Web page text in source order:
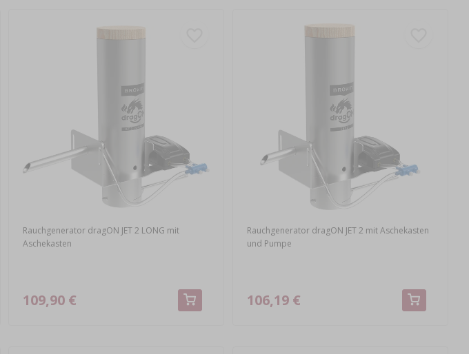
Rauchgenerator dragON JET 2 LONG mit
Aschekasten
109,90 €
Rauchgenerator dragON JET 2 mit Aschekasten
und Pumpe
106,19 €